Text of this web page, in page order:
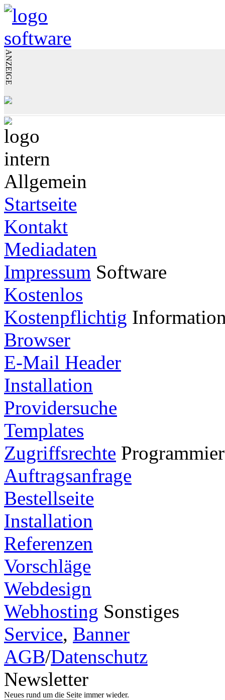
ANZEIGE
Allgemein
Startseite
Kontakt
Mediadaten
Impressum Software
Kostenlos
Kostenpflichtig
Browser
E-Mail Header
Installation
Providersuche
Templates
Zugriffsrechte
Auftragsanfrage
Bestellseite
Installation
Referenzen
Vorschläge
Webdesign
Webhosting Sonstiges
Service, Banner
AGB/Datenschutz
Newsletter
Neues rund um die Seite immer wieder.